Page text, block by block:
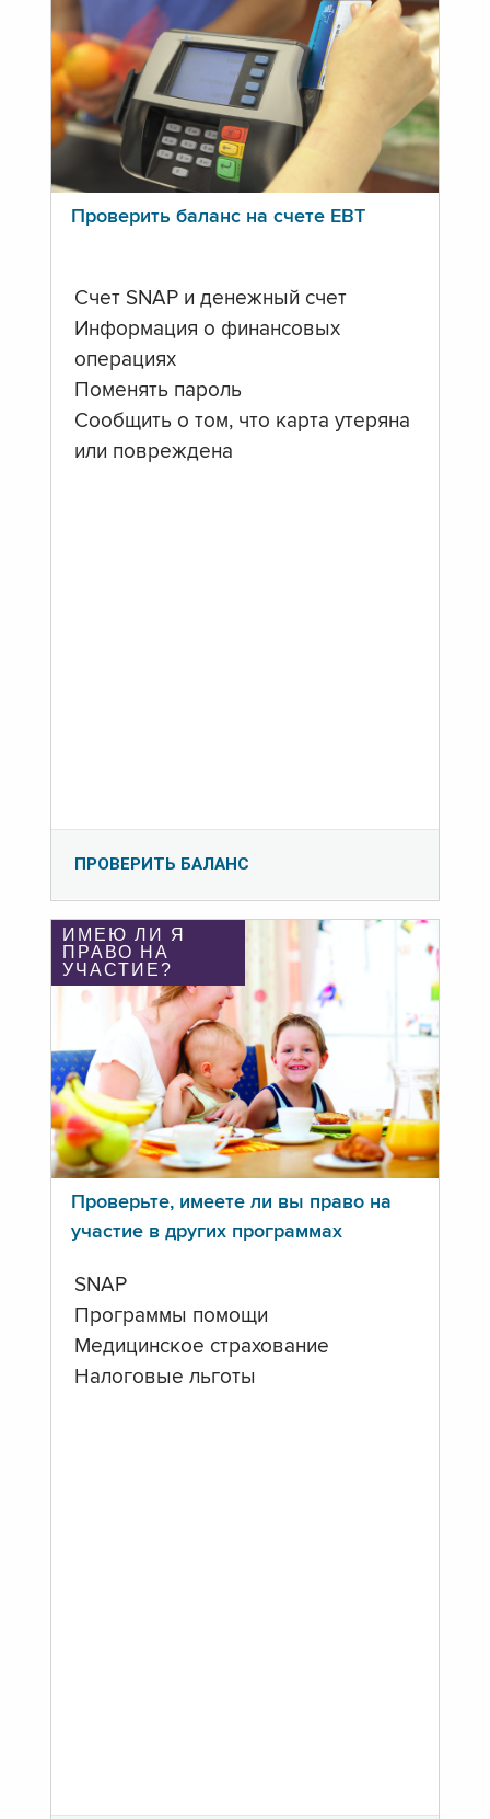
Проверить баланс на счете ЕВТ
Счет SNAP и денежный счет
Информация о финансовых
операциях
Поменять пароль
Сообщить о том, что карта утеряна
или повреждена
ПРОВЕРИТЬ БАЛАНС
ИМЕЮ ЛИ Я
ПРАВО НА
УЧАСТИЕ?
Проверьте, имеете ли вы право на
участие в других программах
SNAP
Программы помощи
Медицинское страхование
Налоговые льготы